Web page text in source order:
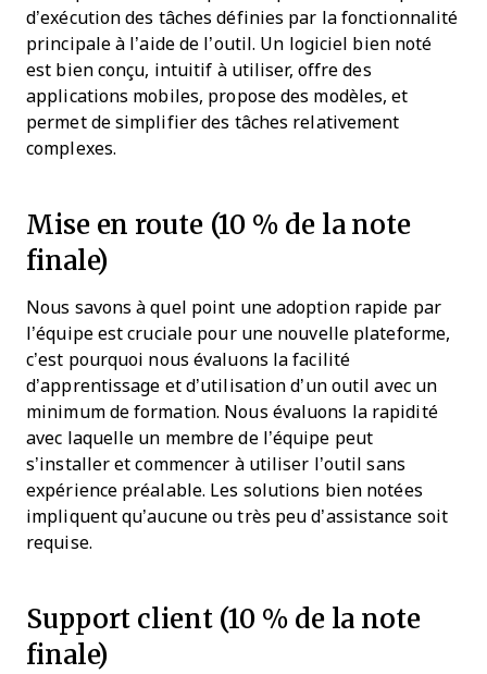
d’exécution des tâches définies par la fonctionnalité
principale à l’aide de l’outil. Un logiciel bien noté
est bien conçu, intuitif à utiliser, offre des
applications mobiles, propose des modèles, et
permet de simplifier des tâches relativement
complexes.
Mise en route (10 % de la note
finale)
Nous savons à quel point une adoption rapide par
l’équipe est cruciale pour une nouvelle plateforme,
c’est pourquoi nous évaluons la facilité
d’apprentissage et d’utilisation d’un outil avec un
minimum de formation. Nous évaluons la rapidité
avec laquelle un membre de l’équipe peut
s’installer et commencer à utiliser l’outil sans
expérience préalable. Les solutions bien notées
impliquent qu’aucune ou très peu d’assistance soit
requise.
Support client (10 % de la note
finale)